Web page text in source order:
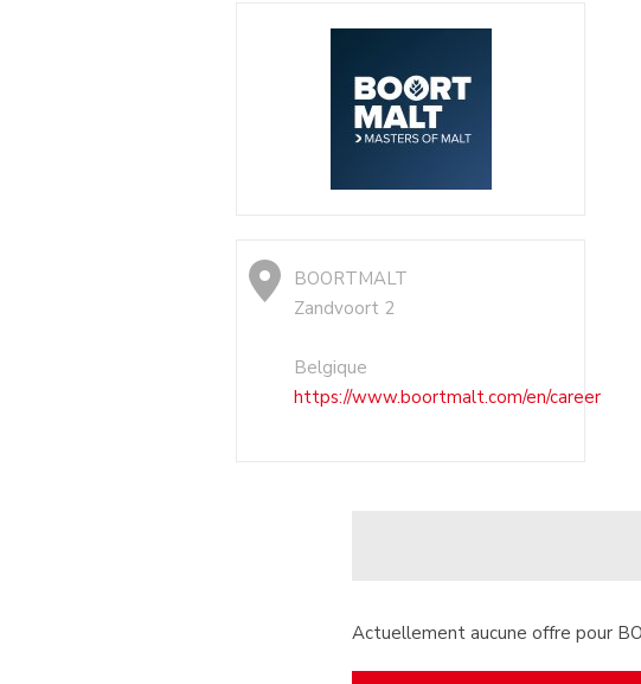
BOORTMALT
Zandvoort 2
Belgique
https://www.boortmalt.com/en/career
Actuellement aucune offre pour